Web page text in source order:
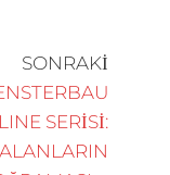
SONRAKI
SERİSİ: